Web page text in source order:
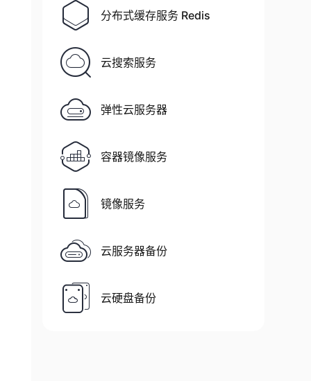
分布式缓存服务 Redis
云搜索服务
弹性云服务器
容器镜像服务
镜像服务
云服务器备份
云硬盘备份